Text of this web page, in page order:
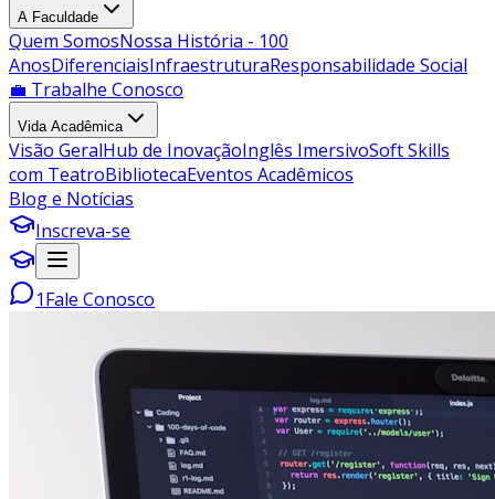
A Faculdade
Quem SomosNossa História - 100
AnosDiferenciaisInfraestruturaResponsabilidade Social
💼 Trabalhe Conosco
Vida Acadêmica
Visão GeralHub de InovaçãoInglês ImersivoSoft Skills
com TeatroBibliotecaEventos Acadêmicos
Blog e Notícias
Inscreva-se
1Fale Conosco